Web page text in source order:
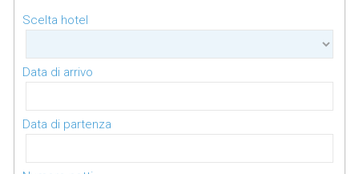
Scelta hotel
Data di arrivo
Data di partenza